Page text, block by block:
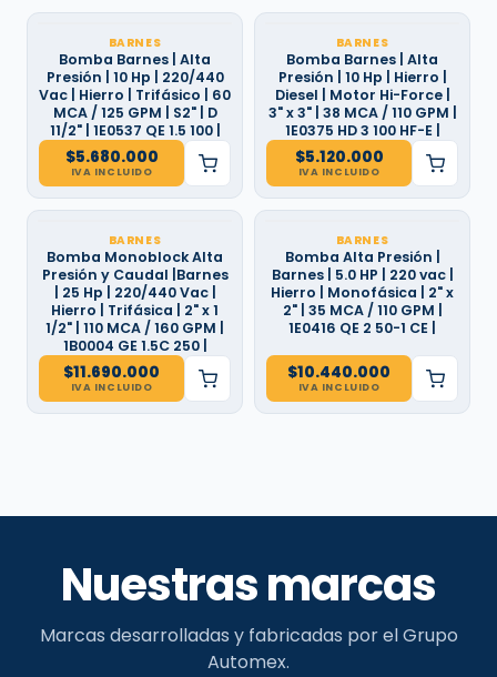
BARNES
Bomba Barnes | Alta
Presión | 10 Hp | 220/440
Vac | Hierro | Trifásico | 60
MCA / 125 GPM | S2" | D
11/2" | 1E0537 QE 1.5 100 |
$5.680.000
IVA INCLUIDO
BARNES
Bomba Barnes | Alta
Presión | 10 Hp | Hierro |
Diesel | Motor Hi-Force |
3" x 3" | 38 MCA / 110 GPM |
1E0375 HD 3 100 HF-E |
$5.120.000
IVA INCLUIDO
BARNES
Bomba Monoblock Alta
Presión y Caudal |Barnes
| 25 Hp | 220/440 Vac |
Hierro | Trifásica | 2" x 1
1/2" | 110 MCA / 160 GPM |
1B0004 GE 1.5C 250 |
$11.690.000
IVA INCLUIDO
BARNES
Bomba Alta Presión |
Barnes | 5.0 HP | 220 vac |
Hierro | Monofásica | 2" x
2" | 35 MCA / 110 GPM |
1E0416 QE 2 50-1 CE |
$10.440.000
IVA INCLUIDO
Nuestras marcas
Marcas desarrolladas y fabricadas por el Grupo
Automex.